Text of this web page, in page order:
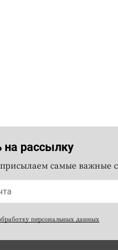
рассылку
самые важные
персональных данных